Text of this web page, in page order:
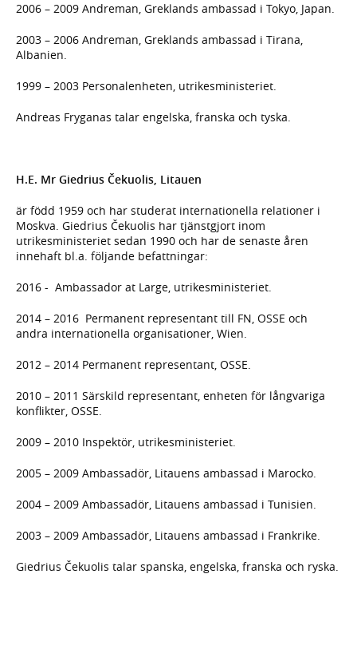
2006 – 2009 Andreman, Greklands ambassad i Tokyo, Japan.
2003 – 2006 Andreman, Greklands ambassad i Tirana,
Albanien.
1999 – 2003 Personalenheten, utrikesministeriet.
Andreas Fryganas talar engelska, franska och tyska.
H.E. Mr Giedrius Čekuolis, Litauen
är född 1959 och har studerat internationella relationer i
Moskva. Giedrius Čekuolis har tjänstgjort inom
utrikesministeriet sedan 1990 och har de senaste åren
innehaft bl.a. följande befattningar:
2016 - Ambassador at Large, utrikesministeriet.
2014 – 2016 Permanent representant till FN, OSSE och
andra internationella organisationer, Wien.
2012 – 2014 Permanent representant, OSSE.
2010 – 2011 Särskild representant, enheten för långvariga
konflikter, OSSE.
2009 – 2010 Inspektör, utrikesministeriet.
2005 – 2009 Ambassadör, Litauens ambassad i Marocko.
2004 – 2009 Ambassadör, Litauens ambassad i Tunisien.
2003 – 2009 Ambassadör, Litauens ambassad i Frankrike.
Giedrius Čekuolis talar spanska, engelska, franska och ryska.